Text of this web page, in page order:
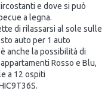
e dove si può
a legna.
di rilassarsi al sole sulle
auto per 1 auto
anche la possibilità di
Rosso e Blu,
a 12 ospiti